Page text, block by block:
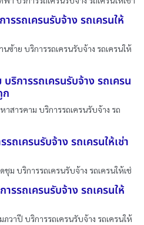
รรถเครนรับจ้าง รถเครนให้
ซ้าย บริการรถเครนรับจ้าง รถเครนให้
ริการรถเครนรับจ้าง รถเครน
ก
าสารคาม บริการรถเครนรับจ้าง รถ
ถเครนรับจ้าง รถเครนให้เช่า
ม บริการรถเครนรับจ้าง รถเครนให้เช่
รรถเครนรับจ้าง รถเครนให้
วาปี บริการรถเครนรับจ้าง รถเครนให้